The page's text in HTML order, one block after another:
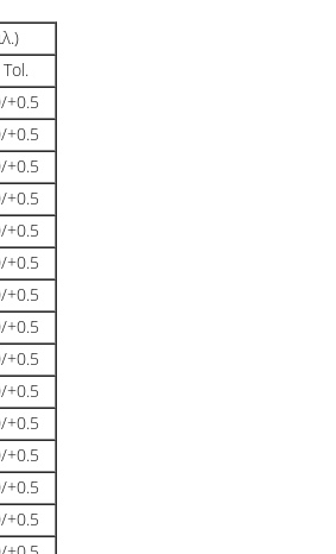
Tol.
+0.5
+0.5
+0.5
+0.5
+0.5
+0.5
+0.5
+0.5
+0.5
+0.5
+0.5
+0.5
+0.5
+0.5